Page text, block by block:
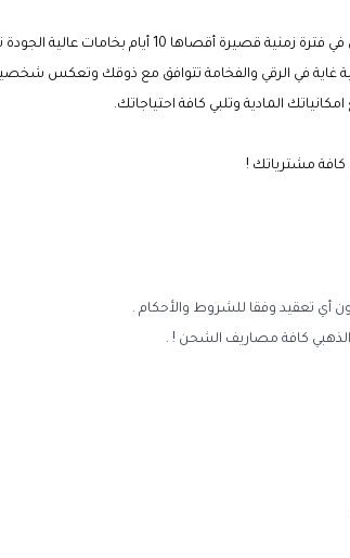
غاية في الرقي والفخامة تتوافق مع ذوقك وتعكس
أي تعقيد وفقا للشروط والأحكام .
كافة مصاريف الشحن ! .